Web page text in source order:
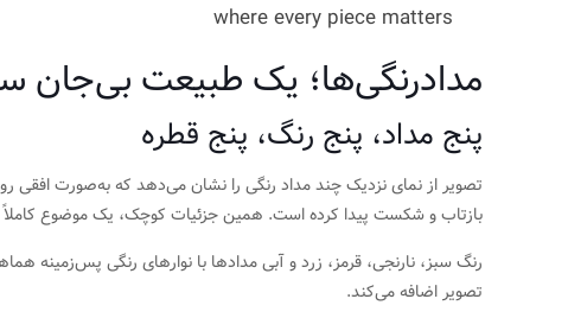
where every piece matters
مدادرنگی‌ها؛ یک طبیعت بی‌جان
پنج مداد، پنج رنگ، پنج قطره
تصویر از نمای نزدیک چند مداد رنگی را نشان می‌دهد که به‌صورت
بازتاب و شکست پیدا کرده است. همین جزئیات کوچک، یک موضوع کاملاً
رنگ سبز، نارنجی، قرمز، زرد و آبی مدادها با نوارهای رنگی
تصویر اضافه می‌کند.